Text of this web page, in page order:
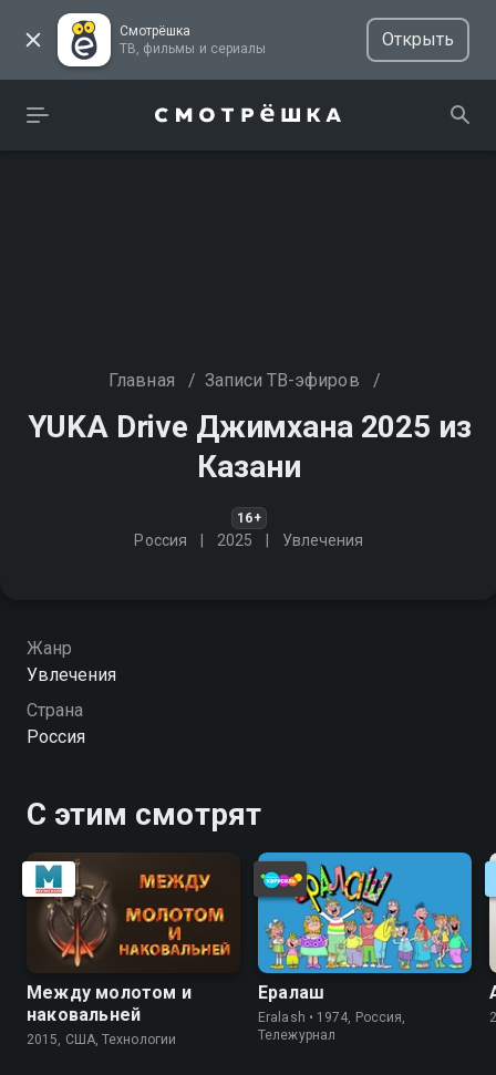
Смотрёшка
ТВ, фильмы и сериалы
Открыть
Главная / Записи ТВ-эфиров /
YUKA Drive Джимхана 2025 из
Казани
16+
Россия 2025 Увлечения
Жанр
Увлечения
Страна
Россия
С этим смотрят
Между молотом и
наковальней
2015, США, Технологии
Ералаш
Eralash • 1974, Россия,
Тележурнал